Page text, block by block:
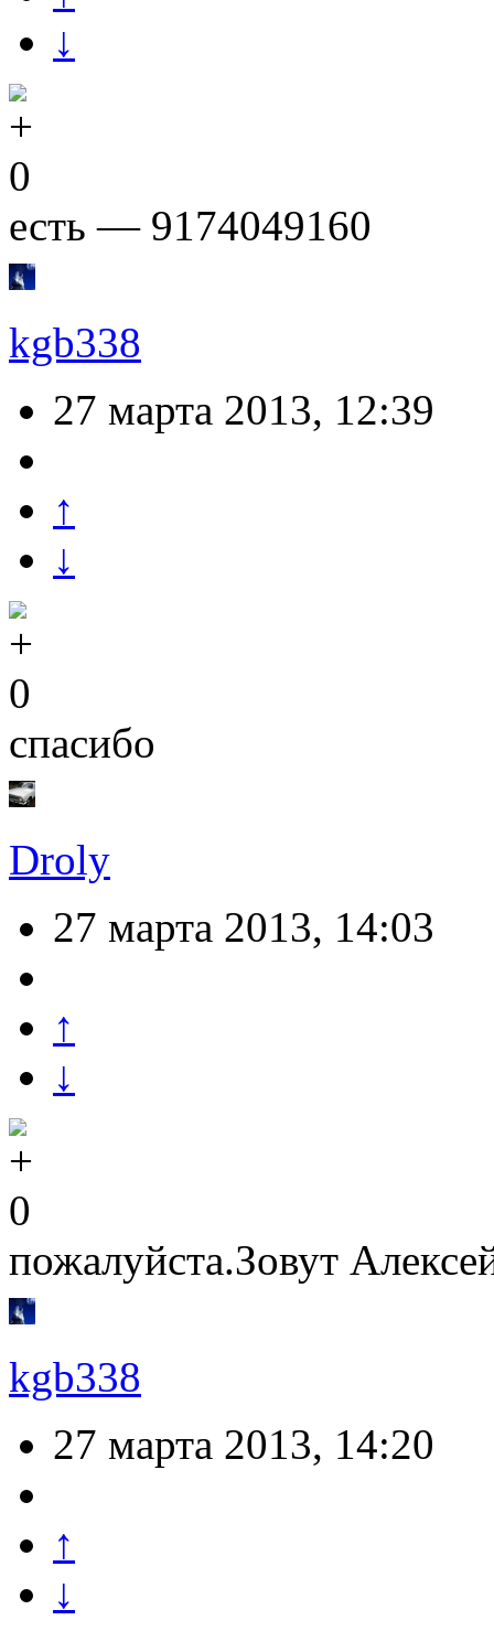
↓
0
есть — 9174049160
kgb338
27 марта 2013, 12:39
↑
↓
0
спасибо
Droly
27 марта 2013, 14:03
↑
↓
0
пожалуйста.Зовут
kgb338
27 марта 2013, 14:20
↑
↓